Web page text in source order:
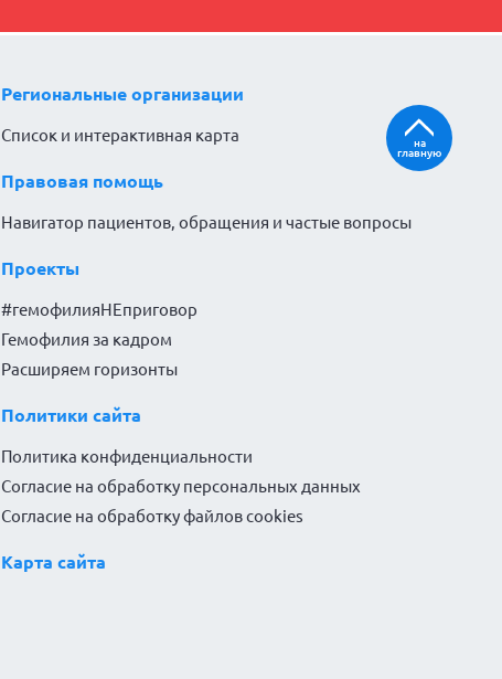
Региональные организации
Список и интерактивная карта
Правовая помощь
Навигатор пациентов, обращения и частые вопросы
Проекты
#гемофилияНЕприговор
Гемофилия за кадром
Расширяем горизонты
Политики сайта
Политика конфиденциальности
Согласие на обработку персональных данных
Согласие на обработку файлов cookies
Карта сайта
на
главную